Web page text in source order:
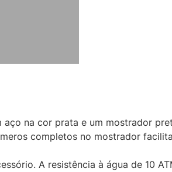
na cor prata e um mostrador
completos no mostrador
A resistência à água de 10